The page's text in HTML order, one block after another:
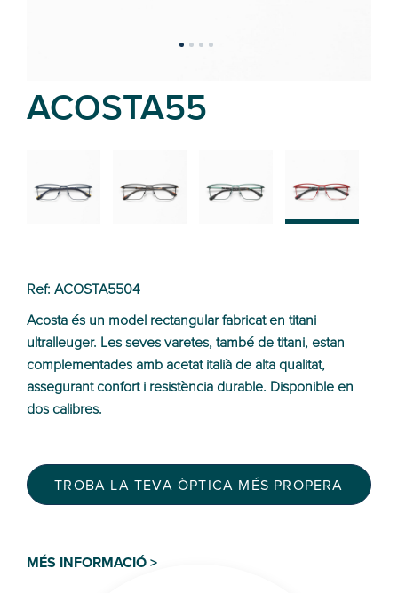
ACOSTA55
Ref: ACOSTA5504
Acosta és un model rectangular fabricat en titani
ultralleuger. Les seves varetes, també de titani, estan
complementades amb acetat italià de alta qualitat,
assegurant confort i resistència durable. Disponible en
dos calibres.
TROBA LA TEVA ÒPTICA MÉS PROPERA
MÉS INFORMACIÓ >